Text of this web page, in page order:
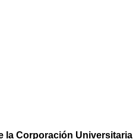
la Corporación Universitaria